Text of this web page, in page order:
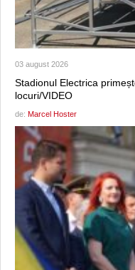
03 august 2026
Stadionul Electrica
locuri/VIDEO
de: Marcel Hoster